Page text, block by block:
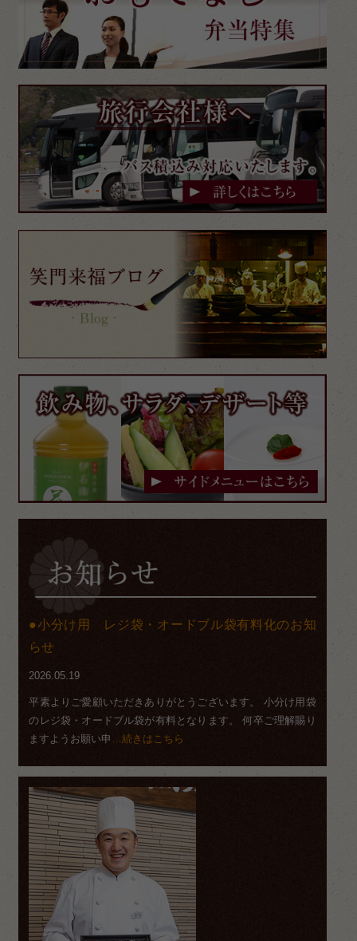
小分け用 レジ袋・オードブル袋有料化のお知
らせ
2026.05.19
平素よりご愛顧いただきありがとうございます。 小分け用袋
のレジ袋・オードブル袋が有料となります。 何卒ご理解賜り
ますようお願い申
…続きはこちら